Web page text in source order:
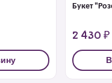
Букет
2 430 ₽